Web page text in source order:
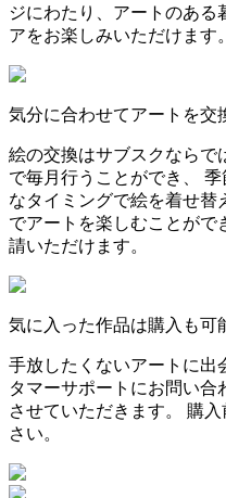
ジにわたり、アートのあ
アをお楽しみいただけます。
気分に合わせてアートを交
絵の交換はサブスクならで
で毎月行うことができ、
なタイミングで絵を着せ替
でアートを楽しむことがで
請いただけます。
気に入った作品は購入も可
手放したくないアートに出
タマーサポートにお問い合
させていただきます。 購
さい。